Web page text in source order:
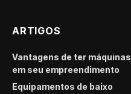
ARTIGOS
Vantagens de ter máquinas
em seu empreendimento
Equipamentos de baixo